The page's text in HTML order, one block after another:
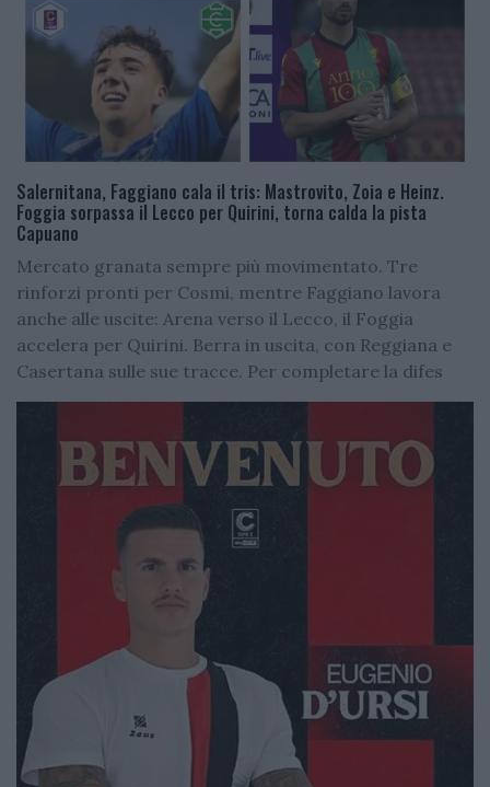
Salernitana, Faggiano cala il tris: Mastrovito, Zoia e Heinz.
Foggia sorpassa il Lecco per Quirini, torna calda la pista
Capuano
Mercato granata sempre più movimentato. Tre
rinforzi pronti per Cosmi, mentre Faggiano lavora
anche alle uscite: Arena verso il Lecco, il Foggia
accelera per Quirini. Berra in uscita, con Reggiana e
Casertana sulle sue tracce. Per completare la difes